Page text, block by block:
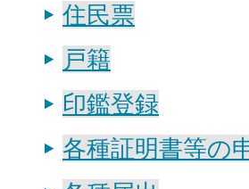
住民票
戸籍
印鑑登録
各種証明書等の